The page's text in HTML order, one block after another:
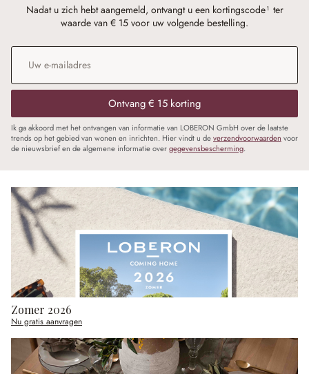
Nadat u zich hebt aangemeld, ontvangt u een kortingscode¹ ter
waarde van € 15 voor uw volgende bestelling.
E-mailadres
Ontvang € 15 korting
Ik ga akkoord met het ontvangen van informatie van LOBERON GmbH over de laatste
trends op het gebied van wonen en inrichten. Hier vindt u deverzendvoorwaarden voor
de nieuwsbrief en de algemene informatie overgegevensbescherming.
Zomer 2026
Nu gratis aanvragen